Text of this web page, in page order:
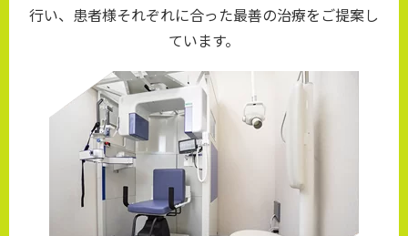
行い、患者様それぞれに合った最善の治療をご提案し
ています。